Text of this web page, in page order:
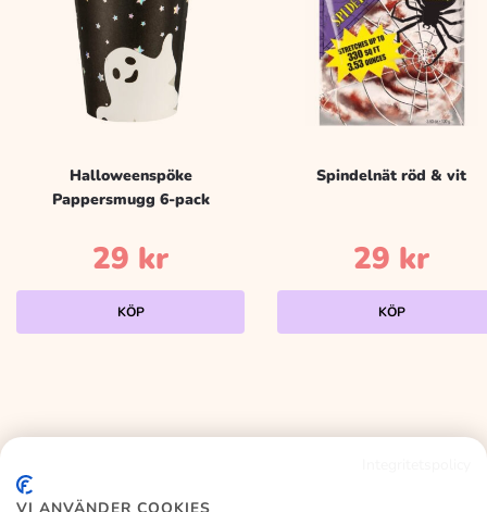
Halloweenspöke
Pappersmugg 6-pack
29 kr
KÖP
Spindelnät röd & vit
29 kr
KÖP